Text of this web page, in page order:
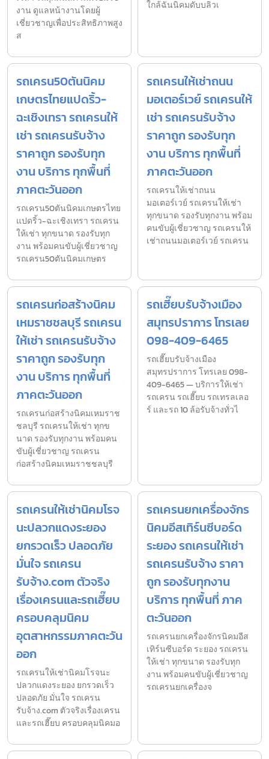
งาน ดูแลหน้างานโดยผู้
เชี่ยวชาญเพื่อประสิทธิภาพสูง
ส
ใกล้ฉันนิคมดับบลิวเ
รถเครน50ตันนิคม
เกษตรไทยแปดริ้ว-
ฉะเชิงเทรา รถเครนให้
เช่า รถเครนรับจ้าง
ราคาถูก รองรับทุก
งาน บริการ ทุกพื้นที่
ภาคตะวันออก
รถเครน50ตันนิคมเกษตรไทย
แปดริ้ว-ฉะเชิงเทรา รถเครน
ให้เช่า ทุกขนาด รองรับทุก
งาน พร้อมคนขับผู้เชี่ยวชาญ
รถเครน50ตันนิคมเกษตร
รถเครนให้เช่าถนน
มอเตอร์เวย์ รถเครนให้
เช่า รถเครนรับจ้าง
ราคาถูก รองรับทุก
งาน บริการ ทุกพื้นที่
ภาคตะวันออก
รถเครนให้เช่าถนน
มอเตอร์เวย์ รถเครนให้เช่า
ทุกขนาด รองรับทุกงาน พร้อม
คนขับผู้เชี่ยวชาญ รถเครนให้
เช่าถนนมอเตอร์เวย์ รถเครน
รถเครนก่อสร้างนิคม
เหมราชชลบุรี รถเครน
ให้เช่า รถเครนรับจ้าง
ราคาถูก รองรับทุก
งาน บริการ ทุกพื้นที่
ภาคตะวันออก
รถเครนก่อสร้างนิคมเหมราช
ชลบุรี รถเครนให้เช่า ทุกข
นาด รองรับทุกงาน พร้อมคน
ขับผู้เชี่ยวชาญ รถเครน
ก่อสร้างนิคมเหมราชชลบุรี
รถเฮี๊ยบรับจ้างเมือง
สมุทรปราการ โทรเลย
098-409-6465
รถเฮี๊ยบรับจ้างเมือง
สมุทรปราการ โทรเลย 098-
409-6465 — บริการให้เช่า
รถเครน รถเฮี๊ยบ รถเทรลเลอ
ร์ และรถ 10 ล้อรับจ้างทั่วไ
รถเครนให้เช่านิคมโรจ
นะปลวกแดงระยอง
ยกรวดเร็ว ปลอดภัย
มั่นใจ รถเครน
รับจ้าง.com ตัวจริง
เรื่องเครนและรถเฮี๊ยบ
ครอบคลุมนิคม
อุตสาหกรรมภาคตะวัน
ออก
รถเครนให้เช่านิคมโรจนะ
ปลวกแดงระยอง ยกรวดเร็ว
ปลอดภัย มั่นใจ รถเครน
รับจ้าง.com ตัวจริงเรื่องเครน
และรถเฮี๊ยบ ครอบคลุมนิคมอ
รถเครนยกเครื่องจักร
นิคมอีสเทิร์นซีบอร์ด
ระยอง รถเครนให้เช่า
รถเครนรับจ้าง ราคา
ถูก รองรับทุกงาน
บริการ ทุกพื้นที่ ภาค
ตะวันออก
รถเครนยกเครื่องจักรนิคมอีส
เทิร์นซีบอร์ด ระยอง รถเครน
ให้เช่า ทุกขนาด รองรับทุก
งาน พร้อมคนขับผู้เชี่ยวชาญ
รถเครนยกเครื่องจ